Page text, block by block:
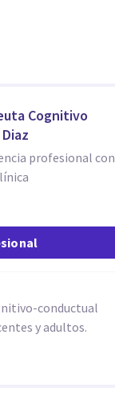
Cognitivo
profesional con
conductual
y adultos.